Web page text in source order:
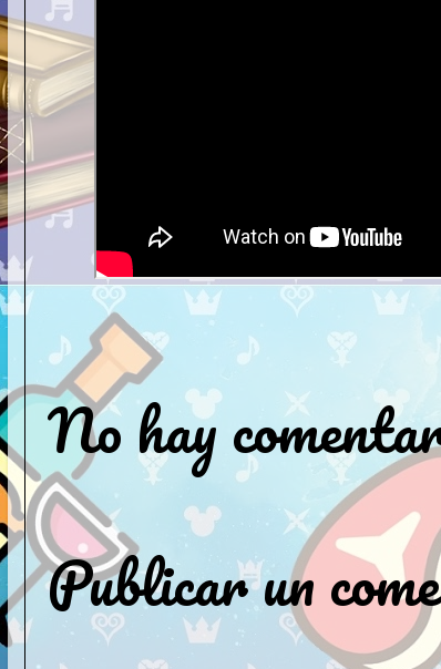
No hay
Publicar un